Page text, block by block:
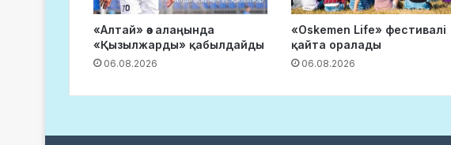
«Алтай» өз алаңында
«Қызылжарды» қабылдайды
06.08.2026
«Oskemen Life» фестивалі
қайта оралады
06.08.2026